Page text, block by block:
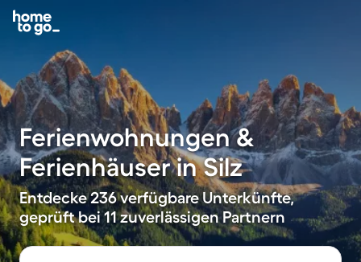
Ferienwohnungen &
Ferienhäuser in Silz
Entdecke 236 verfügbare Unterkünfte,
geprüft bei 11 zuverlässigen Partnern